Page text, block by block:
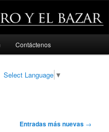
Contáctenos
Select Language ▼
Entradas más nuevas →